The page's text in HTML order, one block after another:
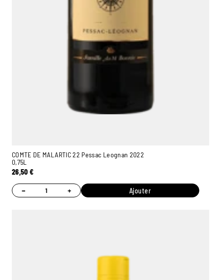
COMTE DE MALARTIC 22 Pessac Leognan 2022
0,75L
26,50€
− + Ajouter